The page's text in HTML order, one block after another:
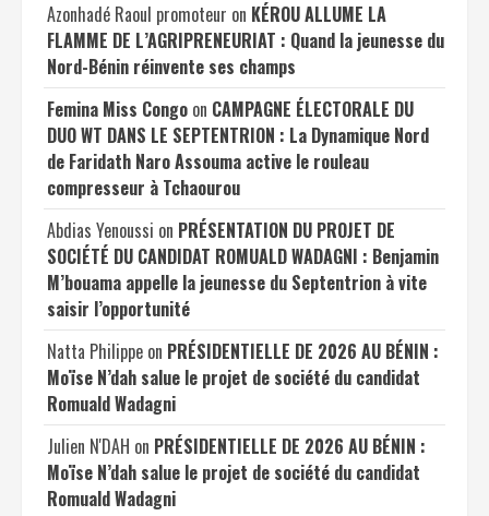
Azonhadé Raoul promoteur on KÉROU ALLUME LA
FLAMME DE L’AGRIPRENEURIAT : Quand la jeunesse du
Nord-Bénin réinvente ses champs
Femina Miss Congo on CAMPAGNE ÉLECTORALE DU
DUO WT DANS LE SEPTENTRION : La Dynamique Nord
de Faridath Naro Assouma active le rouleau
compresseur à Tchaourou
Abdias Yenoussi on PRÉSENTATION DU PROJET DE
SOCIÉTÉ DU CANDIDAT ROMUALD WADAGNI : Benjamin
M’bouama appelle la jeunesse du Septentrion à vite
saisir l’opportunité
Natta Philippe on PRÉSIDENTIELLE DE 2026 AU BÉNIN :
Moïse N’dah salue le projet de société du candidat
Romuald Wadagni
Julien N'DAH on PRÉSIDENTIELLE DE 2026 AU BÉNIN :
Moïse N’dah salue le projet de société du candidat
Romuald Wadagni